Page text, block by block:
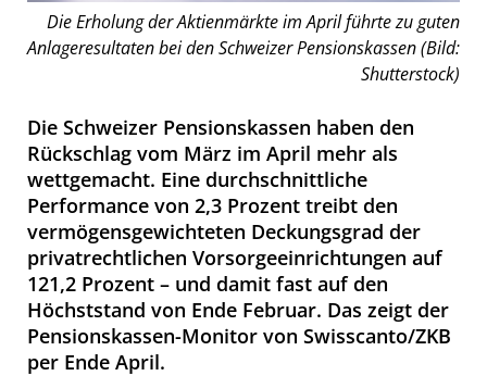
Die Erholung der Aktienmärkte im April führte zu guten
Anlageresultaten bei den Schweizer Pensionskassen (Bild:
Shutterstock)
Die Schweizer Pensionskassen haben den
Rückschlag vom März im April mehr als
wettgemacht. Eine durchschnittliche
Performance von 2,3 Prozent treibt den
vermögensgewichteten Deckungsgrad der
privatrechtlichen Vorsorgeeinrichtungen auf
121,2 Prozent – und damit fast auf den
Höchststand von Ende Februar. Das zeigt der
Pensionskassen-Monitor von Swisscanto/ZKB
per Ende April.